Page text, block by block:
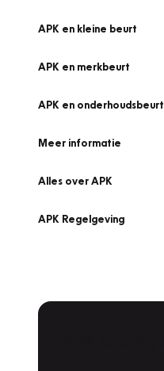
APK en kleine beurt
APK en merkbeurt
APK en onderhoudsbeurt
Meer informatie
Alles over APK
APK Regelgeving